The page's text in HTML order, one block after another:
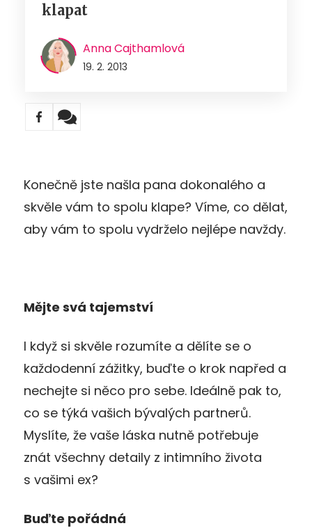
klapat
Anna Cajthamlová
19. 2. 2013
Konečně jste našla pana dokonalého a
skvěle vám to spolu klape? Víme, co dělat,
aby vám to spolu vydrželo nejlépe navždy.
Mějte svá tajemství
I když si skvěle rozumíte a dělíte se o
každodenní zážitky, buďte o krok napřed a
nechejte si něco pro sebe. Ideálně pak to,
co se týká vašich bývalých partnerů.
Myslíte, že vaše láska nutně potřebuje
znát všechny detaily z intimního života
s vašimi ex?
Buďte pořádná